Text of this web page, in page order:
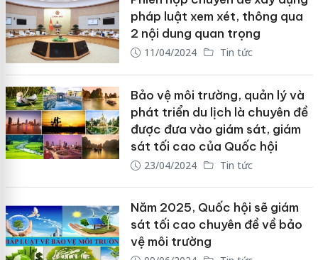
pháp luật xem xét, thông qua
2 nội dung quan trọng
11/04/2024 Tin tức
Bảo vệ môi trường, quản lý và
phát triển du lịch là chuyên đề
được đưa vào giám sát, giám
sát tối cao của Quốc hội
23/04/2024 Tin tức
Năm 2025, Quốc hội sẽ giám
sát tối cao chuyên đề về bảo
vệ môi trường